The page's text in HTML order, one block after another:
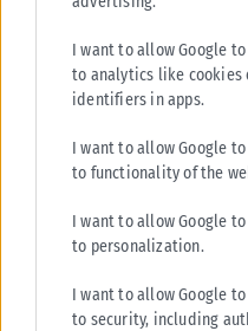
I want to allow Google
to analytics like cookies
identifiers in apps.
I want to allow Google
to functionality of the
I want to allow Google
to personalization.
I want to allow Google
to security, including
ΑΝΑΡΤΉΘΗΚΕ ΑΠΌΒΟΎΛΑ ΑΛΜΑΛΙΏΤΗ